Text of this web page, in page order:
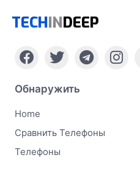
TECHINDEEP
Обнаружить
Home
Сравнить Телефоны
Телефоны